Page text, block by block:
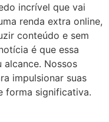
incrível que vai
renda extra online,
conteúdo e sem
é que essa
Nossos
impulsionar suas
forma significativa.